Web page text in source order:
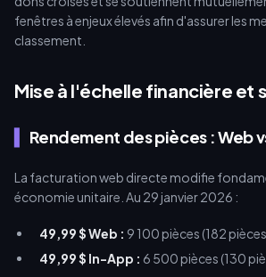
fenêtres à enjeux élevés afin d'assurer les
classement.
Mise à l'échelle financière et
Rendement des pièces : Web
La facturation web directe modifie
économie unitaire. Au 29 janvier 2026 :
49,99 $ Web : 9 100 pièces (182
49,99 $ In-App : 6 500 pièces (130